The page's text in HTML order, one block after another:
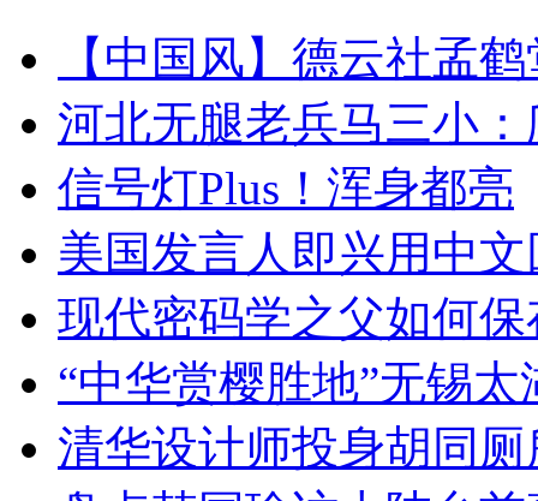
【中国风】德云社孟
河北无腿老兵马三小
信号灯Plus！浑身都亮
美国发言人即兴用中
现代密码学之父如何
“中华赏樱胜地”无锡
清华设计师投身胡同